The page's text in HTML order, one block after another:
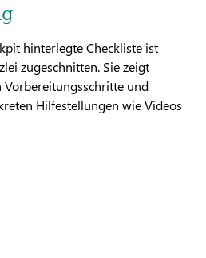
hinterlegte Checkliste ist
zugeschnitten. Sie zeigt
und
Hilfestellungen wie Videos